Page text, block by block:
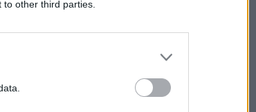
other third parties.
«Viva
impegnati
una